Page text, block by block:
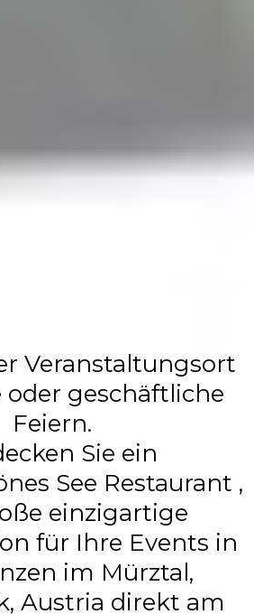
&
Veranstaltungsort
geschäftliche
Feiern.
Sie ein
See Restaurant ,
einzigartige
für Ihre Events in
im Mürztal,
Austria direkt am